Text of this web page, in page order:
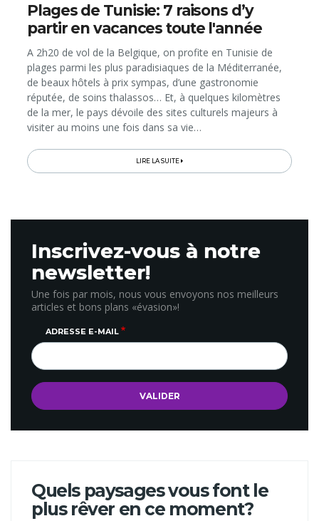
Plages de Tunisie: 7 raisons d’y
partir en vacances toute l'année
A 2h20 de vol de la Belgique, on profite en Tunisie de
plages parmi les plus paradisiaques de la Méditerranée,
de beaux hôtels à prix sympas, d’une gastronomie
réputée, de soins thalassos… Et, à quelques kilomètres
de la mer, le pays dévoile des sites culturels majeurs à
visiter au moins une fois dans sa vie…
LIRE LA SUITE
Inscrivez-vous à notre
newsletter!
Une fois par mois, nous vous envoyons nos meilleurs
articles et bons plans «évasion»!
ADRESSE E-MAIL
Quels paysages vous font le
plus rêver en ce moment?